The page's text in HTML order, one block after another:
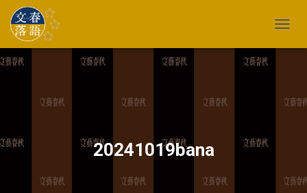
20241019bana